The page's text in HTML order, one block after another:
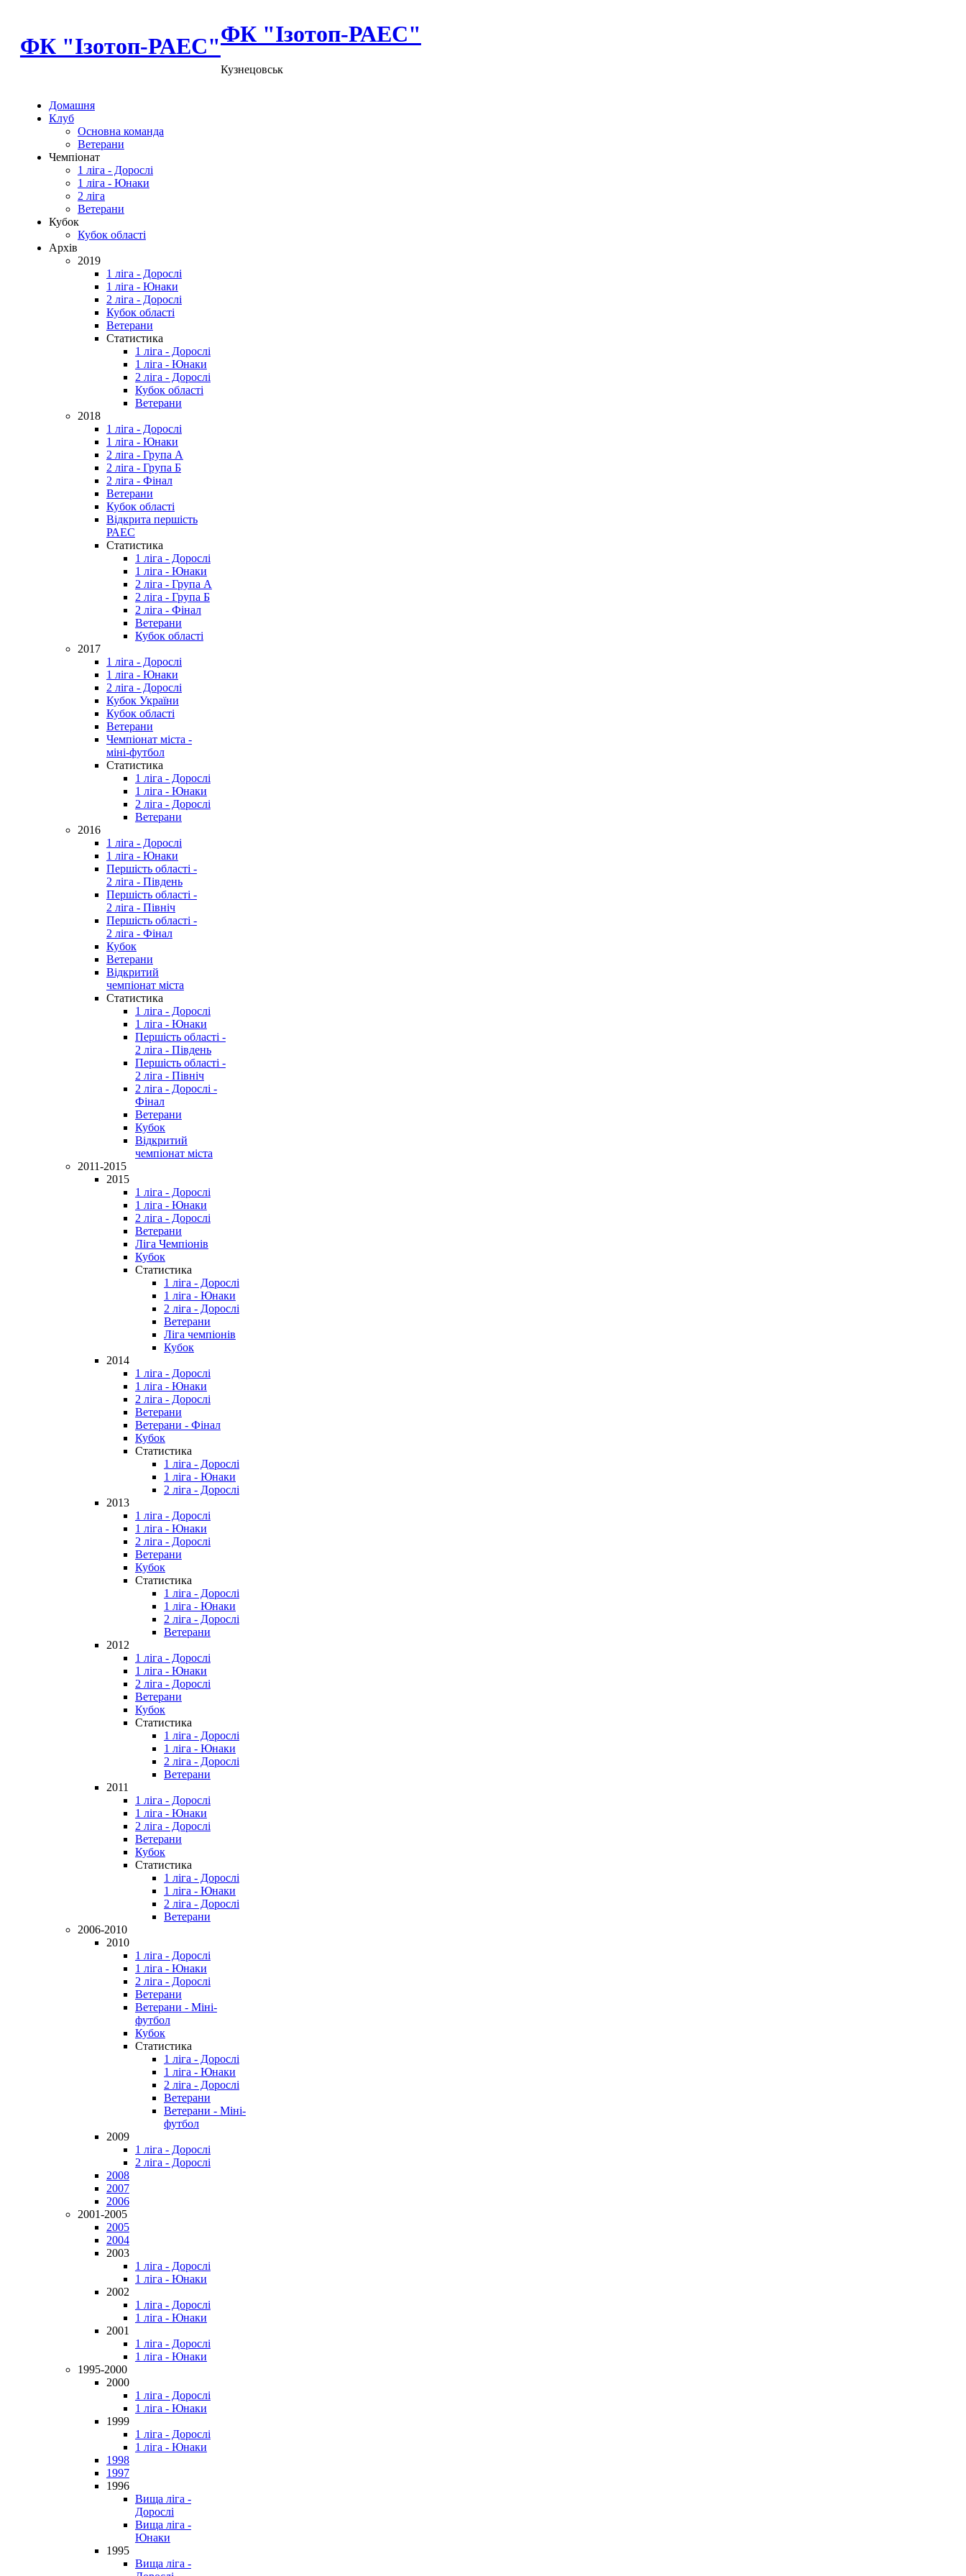
ФК "Ізотоп-РАЕС"ФК "Ізотоп-РАЕС"
Кузнецовськ
Домашня
Клуб
Основна команда
Ветерани
Чемпіонат
1 ліга - Дорослі
1 ліга - Юнаки
2 ліга
Ветерани
Кубок
Кубок області
Архів
2019
1 ліга - Дорослі
1 ліга - Юнаки
2 ліга - Дорослі
Кубок області
Ветерани
Статистика
1 ліга - Дорослі
1 ліга - Юнаки
2 ліга - Дорослі
Кубок області
Ветерани
2018
1 ліга - Дорослі
1 ліга - Юнаки
2 ліга - Група А
2 ліга - Група Б
2 ліга - Фінал
Ветерани
Кубок області
Відкрита першість
РАЕС
Статистика
1 ліга - Дорослі
1 ліга - Юнаки
2 ліга - Група А
2 ліга - Група Б
2 ліга - Фінал
Ветерани
Кубок області
2017
1 ліга - Дорослі
1 ліга - Юнаки
2 ліга - Дорослі
Кубок України
Кубок області
Ветерани
Чемпіонат міста -
міні-футбол
Статистика
1 ліга - Дорослі
1 ліга - Юнаки
2 ліга - Дорослі
Ветерани
2016
1 ліга - Дорослі
1 ліга - Юнаки
Першість області -
2 ліга - Південь
Першість області -
2 ліга - Північ
Першість області -
2 ліга - Фінал
Кубок
Ветерани
Відкритий
чемпіонат міста
Статистика
1 ліга - Дорослі
1 ліга - Юнаки
Першість області -
2 ліга - Південь
Першість області -
2 ліга - Північ
2 ліга - Дорослі -
Фінал
Ветерани
Кубок
Відкритий
чемпіонат міста
2011-2015
2015
1 ліга - Дорослі
1 ліга - Юнаки
2 ліга - Дорослі
Ветерани
Ліга Чемпіонів
Кубок
Статистика
1 ліга - Дорослі
1 ліга - Юнаки
2 ліга - Дорослі
Ветерани
Ліга чемпіонів
Кубок
2014
1 ліга - Дорослі
1 ліга - Юнаки
2 ліга - Дорослі
Ветерани
Ветерани - Фінал
Кубок
Статистика
1 ліга - Дорослі
1 ліга - Юнаки
2 ліга - Дорослі
2013
1 ліга - Дорослі
1 ліга - Юнаки
2 ліга - Дорослі
Ветерани
Кубок
Статистика
1 ліга - Дорослі
1 ліга - Юнаки
2 ліга - Дорослі
Ветерани
2012
1 ліга - Дорослі
1 ліга - Юнаки
2 ліга - Дорослі
Ветерани
Кубок
Статистика
1 ліга - Дорослі
1 ліга - Юнаки
2 ліга - Дорослі
Ветерани
2011
1 ліга - Дорослі
1 ліга - Юнаки
2 ліга - Дорослі
Ветерани
Кубок
Статистика
1 ліга - Дорослі
1 ліга - Юнаки
2 ліга - Дорослі
Ветерани
2006-2010
2010
1 ліга - Дорослі
1 ліга - Юнаки
2 ліга - Дорослі
Ветерани
Ветерани - Міні-
футбол
Кубок
Статистика
1 ліга - Дорослі
1 ліга - Юнаки
2 ліга - Дорослі
Ветерани
Ветерани - Міні-
футбол
2009
1 ліга - Дорослі
2 ліга - Дорослі
2008
2007
2006
2001-2005
2005
2004
2003
1 ліга - Дорослі
1 ліга - Юнаки
2002
1 ліга - Дорослі
1 ліга - Юнаки
2001
1 ліга - Дорослі
1 ліга - Юнаки
1995-2000
2000
1 ліга - Дорослі
1 ліга - Юнаки
1999
1 ліга - Дорослі
1 ліга - Юнаки
1998
1997
1996
Вища ліга -
Дорослі
Вища ліга -
Юнаки
1995
Вища ліга -